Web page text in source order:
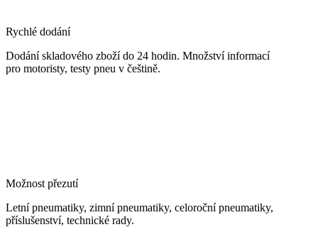
Rychlé dodání
Dodání skladového zboží do 24 hodin. Množství informací
pro motoristy, testy pneu v češtině.
Možnost přezutí
Letní pneumatiky, zimní pneumatiky, celoroční pneumatiky,
příslušenství, technické rady.